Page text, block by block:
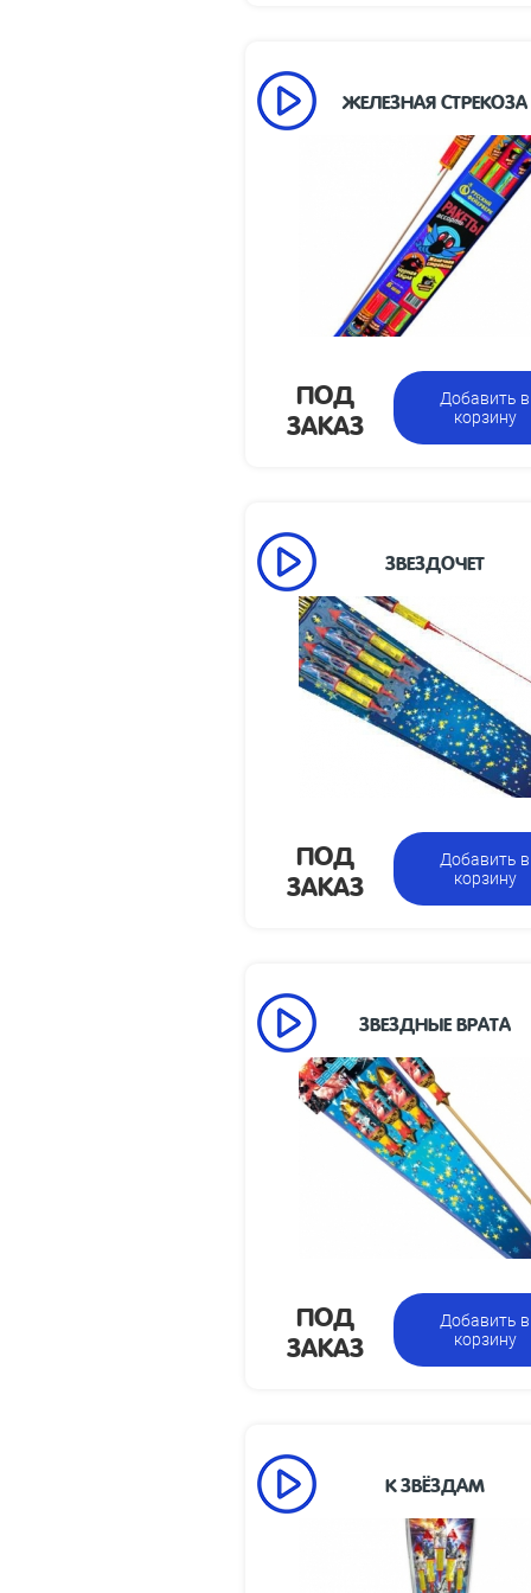
ЖЕЛЕЗНАЯ СТРЕКОЗА
30
120 х 436 х 15
Упаковка из 6 ракет с
ПОД
ЗАКАЗ
Добавить в
корзину
ЗВЕЗДОЧЕТ
113 х 818 х 41
Вес
1.2
ПОД
ЗАКАЗ
Добавить в
корзину
ЗВЕЗДНЫЕ ВРАТА
310 х 1510 х 75
Цена
Ракета в
индивидуальной
упаковке
ПОД
ЗАКАЗ
Добавить в
корзину
К ЗВЁЗДАМ
100